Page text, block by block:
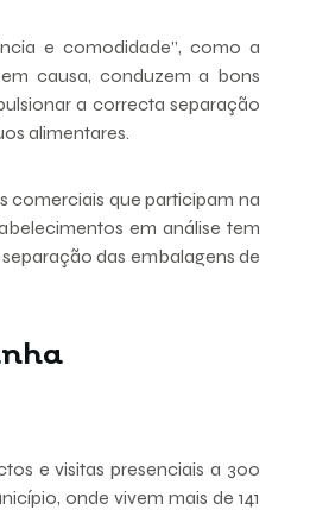
e comodidade”, como a
causa, conduzem a bons
a correcta separação
alimentares.
comerciais que participam na
em análise tem
das embalagens de
e visitas presenciais a 300
onde vivem mais de 141